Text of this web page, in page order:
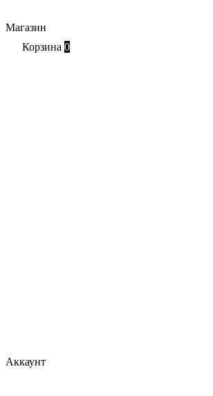
Магазин
Корзина 0
Аккаунт